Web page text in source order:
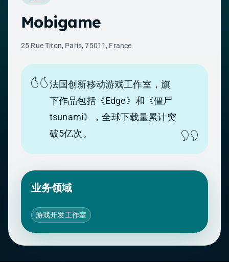
Mobigame
25 Rue Titon, Paris, 75011, France
法国创新移动游戏工作室，旗
下作品包括《Edge》和《僵尸
tsunami》，全球下载量累计突
破5亿次。
业务领域
游戏开发工作室